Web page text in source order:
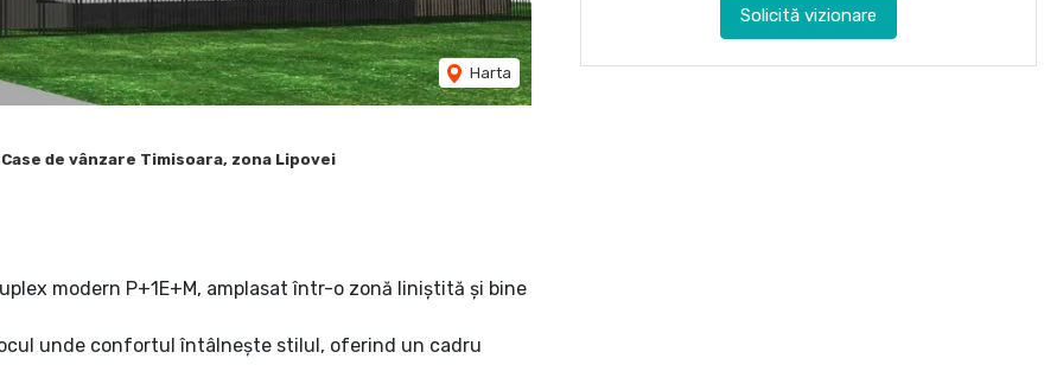
Harta
Case de vânzare Timisoara, zona Lipovei
modern P+1E+M, amplasat într-o zonă liniștită și bine
unde confortul întâlnește stilul, oferind un cadru
Solicită vizionare